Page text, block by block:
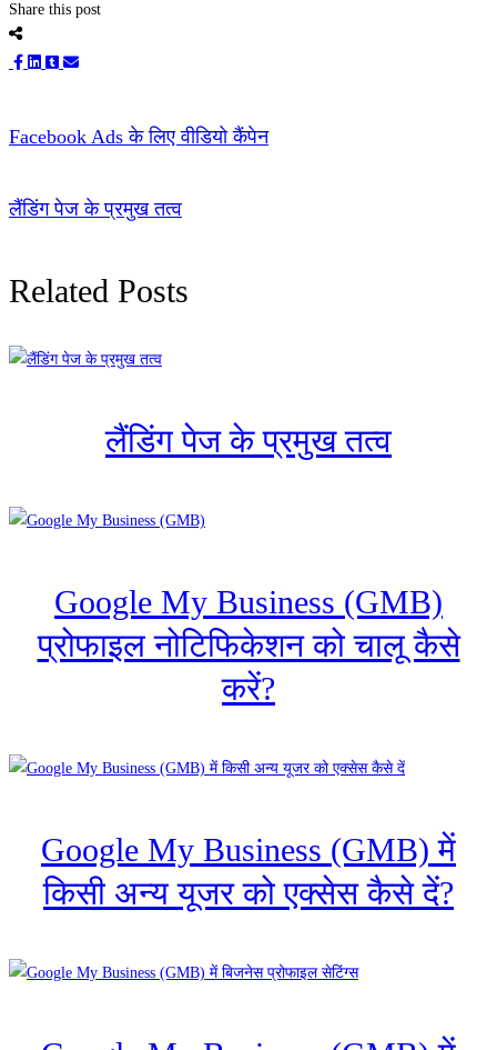
Share this post
Facebook Ads के लिए वीडियो कैंपेन
लैंडिंग पेज के प्रमुख तत्व
Related Posts
लैंडिंग पेज के प्रमुख तत्व
Google My Business (GMB)
प्रोफाइल नोटिफिकेशन को चालू कैसे
करें?
Google My Business (GMB) में
किसी अन्य यूजर को एक्सेस कैसे दें?